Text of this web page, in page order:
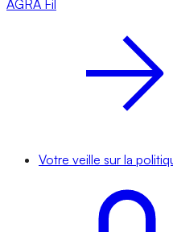
AGRA Fil
Votre veille sur la